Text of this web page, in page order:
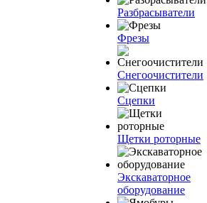
Разбрасыватели
Фрезы
Снегоочистители
Сцепки
Щетки роторные
Экскаваторное
оборудование